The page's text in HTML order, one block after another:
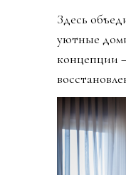
Здесь
уютные
концепции